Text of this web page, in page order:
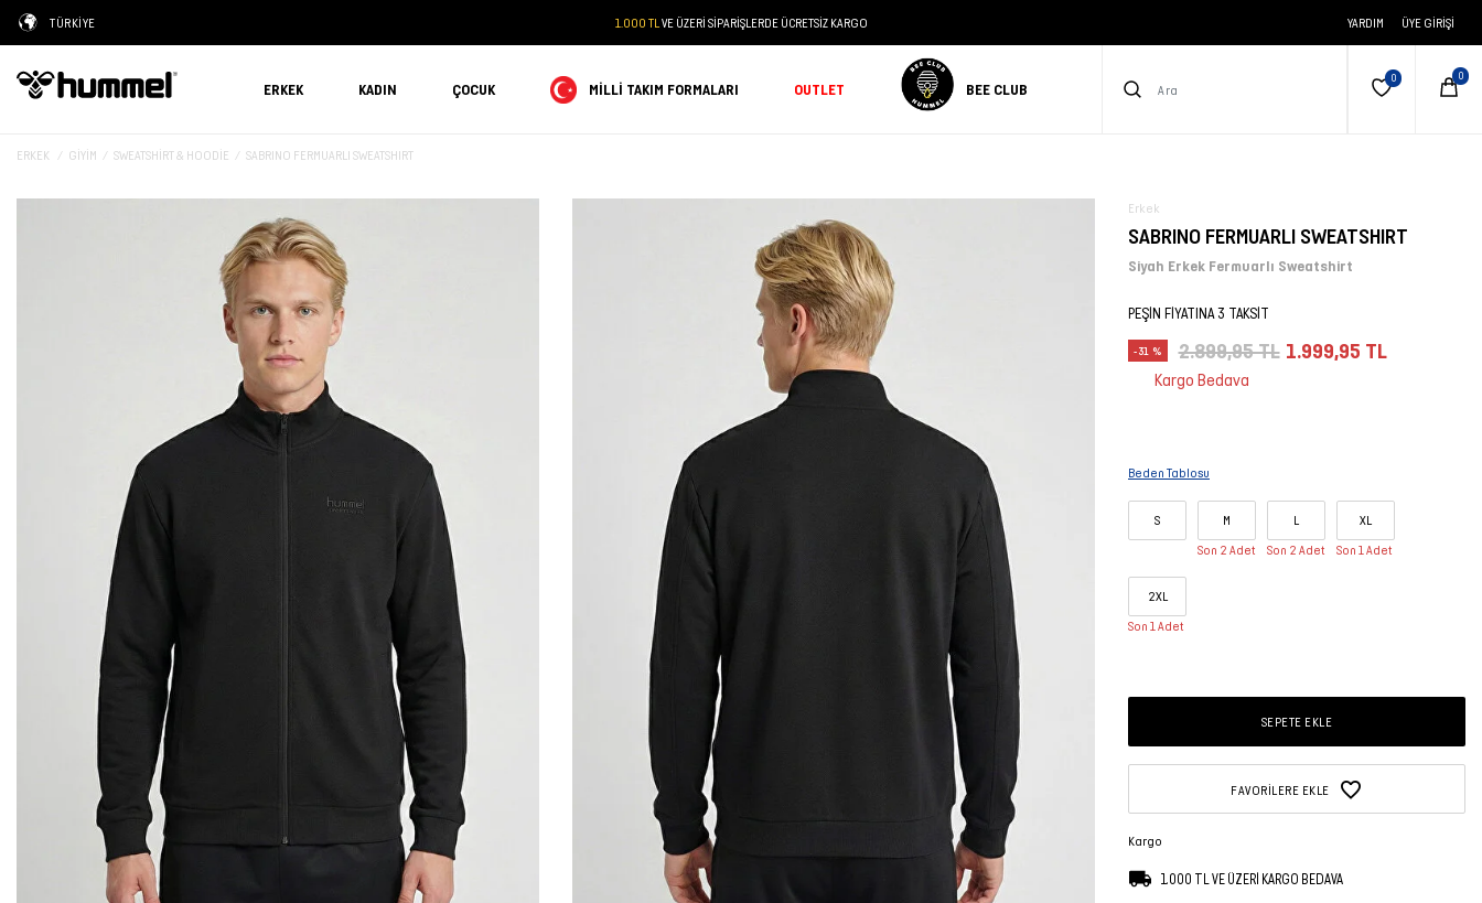
TÜRKİYE 1.000 TL VE ÜZERİ SİPARİŞLERDE ÜCRETSİZ KARGO YARDIM ÜYE GIRIŞI
ERKEK KADIN ÇOCUK MILLI TAKIM FORMALARI OUTLET BEE CLUB
ERKEK GIYIM SWEATSHIRT & HOODIE SABRINO FERMUARLI SWEATSHIRT
Erkek
SABRINO FERMUARLI SWEATSHIRT
Siyah Erkek Fermuarlı Sweatshirt
PEŞİN FİYATINA 3 TAKSİT
-31 % 2.899,95 TL 1.999,95 TL
Kargo Bedava
Beden Tablosu
S M
Son 2 Adet
L
Son 2 Adet
XL
Son 1 Adet
2XL
Son 1 Adet
SEPETE EKLE
FAVORILERE EKLE
Kargo
1.000 TL VE ÜZERİ KARGO BEDAVA